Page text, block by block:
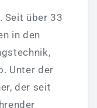
Seit über 33
in den
Unter der
der seit